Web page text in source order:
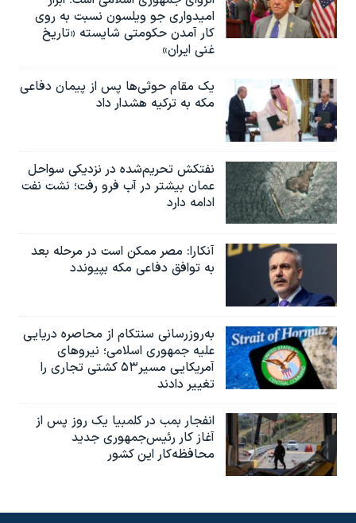
امیدواری جو ویلسون نسبت به روی
کار آمدن حکومتی شایسته «تاریخ
غنی ایران»
یک مقام حوثی‌ها پس از پیمان دفاعی
مکه به ترکیه هشدار داد
نفتکش تحریم‌شده در نزدیکی سواحل
عمان بیشتر در آب فرو رفت؛ نشت نفت
ادامه دارد
آنکارا: مصر ممکن است در مرحله بعد
به توافق دفاعی مکه بپیوندد
به‌روزرسانی سنتکام از محاصره دریایی
علیه جمهوری اسلامی؛ نیروهای
آمریکایی مسیر۵۳ کشتی تجاری را
تغییر دادند
انفجار بمب‌‌ در کلمبیا یک روز پس از
آغاز کار رئیس‌جمهوری جدید
محافظه‌کار این کشور